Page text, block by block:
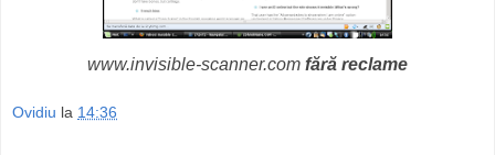
www.invisible-scanner.com fără reclame
Ovidiu la 14:36